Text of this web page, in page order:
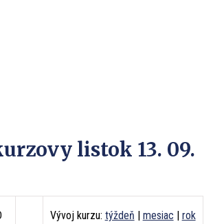
listok 13. 09.
Vývoj kurzu: týždeň | mesiac | rok